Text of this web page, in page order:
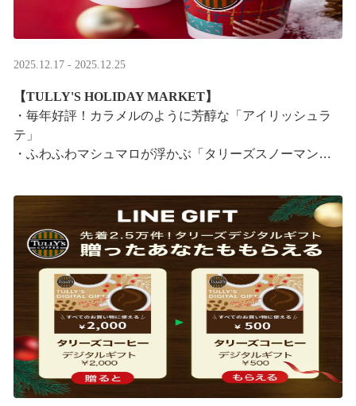
2025.12.17 - 2025.12.25
【TULLY'S HOLIDAY MARKET】
・毎年好評！カラメルのように芳醇な「アイリッシュラ
テ」
・ふわふわマシュマロが浮かぶ「タリーズスノーマンラ
特別なドリンクと一緒に、クリスマス気分をお楽しみく
ださい。